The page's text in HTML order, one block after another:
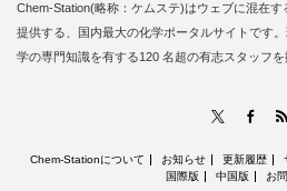
Chem-Station(略称：ケムステ)はウェブに混在す
提供する、国内最大の化学ポータルサイトです
学の専門知識を有する120 名超の有志スタッフを
Chem-Stationについて お知らせ 更新履歴
国際版
中国版 お